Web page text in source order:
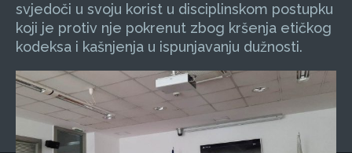
svjedoči u svoju korist u disciplinskom postupku
koji je protiv nje pokrenut zbog kršenja etičkog
kodeksa i kašnjenja u ispunjavanju dužnosti.